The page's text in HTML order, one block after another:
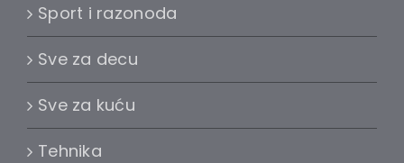
Sport i razonoda
Sve za decu
Sve za kuću
Tehnika